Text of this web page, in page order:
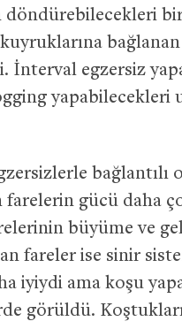
döndürebilecekleri
bağlanan
İnterval egzersiz
yapabilecekleri
bağlantılı
farelerin gücü daha
büyüme ve
fareler ise sinir
iyiydi ama koşu
görüldü.